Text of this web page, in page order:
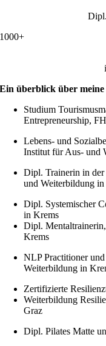
1000+
Ein überblick über
Studium
Entrepreneurship,
Lebens- und
Institut für Aus- und
Dipl. Trainerin in
und Weiterbildung
Dipl. Systemischer
in Krems
Dipl.
Krems
NLP Practitioner
Weiterbildung in
Zertifizierte
Weiterbildung
Graz
Dipl. Pilates Matte